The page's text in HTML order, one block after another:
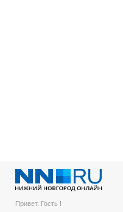
Привет, Гость !